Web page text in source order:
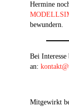
Hermine
bewundern.
Bei
an:
Mitgewirkt